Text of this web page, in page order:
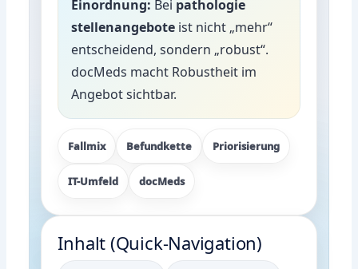
Einordnung: Bei pathologie
stellenangebote ist nicht „mehr“
entscheidend, sondern „robust“.
docMeds macht Robustheit im
Angebot sichtbar.
Fallmix Befundkette Priorisierung
IT-Umfeld docMeds
Inhalt (Quick-Navigation)